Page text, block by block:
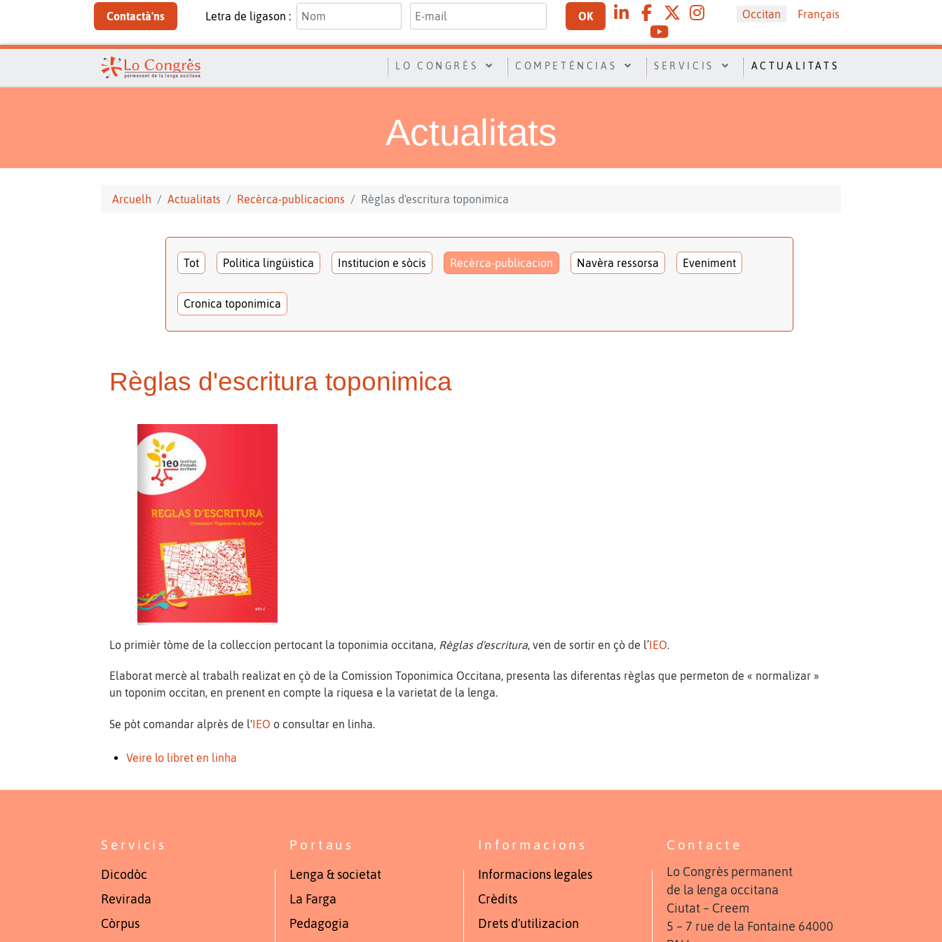
Contactà'ns Letra de ligason : OK Sélectionnez votre langue
Occitan Français
LO CONGRÈS COMPETÉNCIAS SERVICIS ACTUALITATS
Actualitats
Arcuelh Actualitats Recèrca-publicacions Règlas d'escritura toponimica
Tot Politica lingüistica Institucion e sòcis Recèrca-publicacion Navèra ressorsa Eveniment
Cronica toponimica
Règlas d'escritura toponimica
Lo primièr tòme de la colleccion pertocant la toponimia occitana, Règlas d'escritura , ven de sortir en çò de l’IEO
Elaborat mercè al trabalh realizat en çò de la Comission Toponimica Occitana, presenta las diferentas règlas que permeton de « normalizar »
un toponim occitan, en prenent en compte la riquesa e la varietat de la lenga.
Se pòt comandar alprès de l'IEO o consultar en linha.
Veire lo libret en linha
Servicis
Dicodòc
Revirada
Còrpus
Portaus
Lenga & societat
La Farga
Pedagogia
Informacions
Informacions legales
Crèdits
Drets d'utilizacion
Contacte
Lo Congrès permanent
de la lenga occitana
Ciutat – Creem
5 – 7 rue de la Fontaine 64000